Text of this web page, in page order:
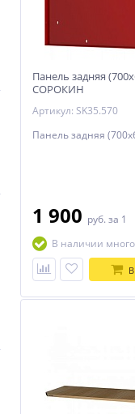
Панель задняя
СОРОКИН
Артикул: SK35.570
Панель задняя
1 900 руб. за 1
В наличии много